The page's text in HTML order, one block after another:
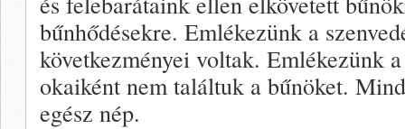
bűnhődésekre. Emlékezünk a
következményei voltak. Emlékezünk
okaiként nem találtuk a bűnöket.
egész nép.